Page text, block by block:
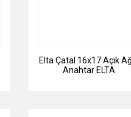
Elta Çatal 16x17 Açık
Anahtar ELTA